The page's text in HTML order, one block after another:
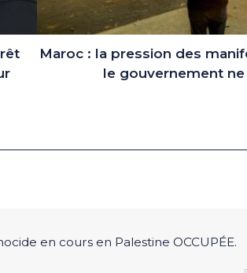
Maroc : la pression des
le gouvernement ne
en cours en Palestine OCCUPÉE.